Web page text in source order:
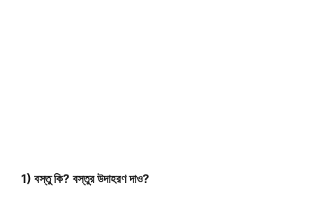
1) বস্তু কি? বস্তুর উদাহরণ দাও?